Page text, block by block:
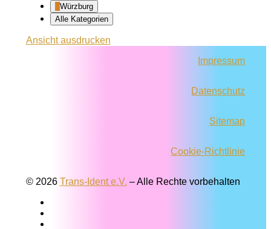
Würzburg
Alle Kategorien
Ansichtausdrucken
Impressum
Datenschutz
Sitemap
Cookie-Richtlinie
© 2026 Trans-Ident e.V. – Alle Rechte vorbehalten